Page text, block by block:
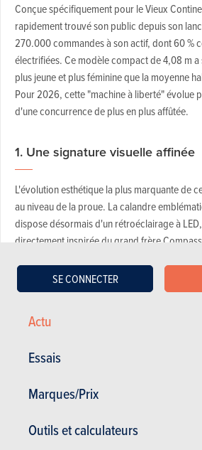
Actu
Essais
Marques/Prix
Outils et calculateurs
SE CONNECTER
Conçue spécifiquement pour le Vieux
rapidement trouvé son public depuis son
270.000 commandes à son actif, dont 60 %
électrifiées. Ce modèle compact de 4,08 m a
plus jeune et plus féminine que la moyenne
Pour 2026, cette "machine à liberté" évolue
d'une concurrence de plus en plus affûtée.
1. Une signature visuelle affinée
L'évolution esthétique la plus marquante de
au niveau de la proue. La calandre
dispose désormais d'un rétroéclairage à
directement inspirée du grand frère Compass.
La protection de la carrosserie a également
nouveaux pare-chocs, tandis que de